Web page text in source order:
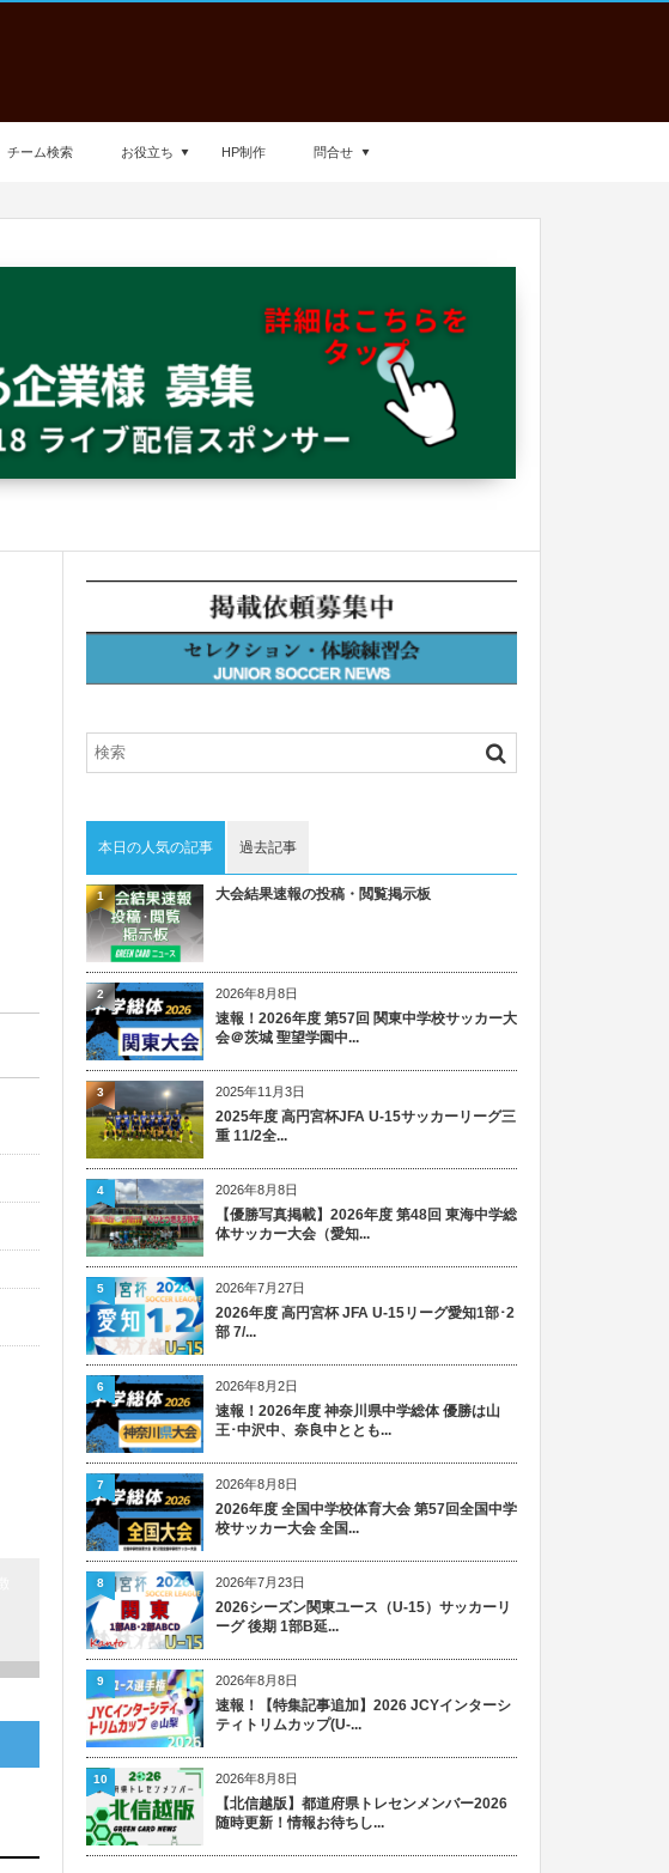
チーム検索 お役立ち HP制作 問合せ
本日の人気の記事 過去記事
大会結果速報の投稿・閲覧掲示板
1
2026年8月8日
速報！2026年度 第57回 関東中学校サッカー大
会＠茨城 聖望学園中...
2
2025年11月3日
2025年度 高円宮杯JFA U-15サッカーリーグ三
重 11/2全...
3
2026年8月8日
【優勝写真掲載】2026年度 第48回 東海中学総
体サッカー大会（愛知...
4
2026年7月27日
2026年度 高円宮杯 JFA U-15リーグ愛知1部･2
部 7/...
5
2026年8月2日
速報！2026年度 神奈川県中学総体 優勝は山
王･中沢中、奈良中ととも...
6
2026年8月8日
2026年度 全国中学校体育大会 第57回全国中学
校サッカー大会 全国...
7
2026年7月23日
2026シーズン関東ユース（U-15）サッカーリ
ーグ 後期 1部B延...
8
2026年8月8日
速報！【特集記事追加】2026 JCYインターシ
ティトリムカップ(U-...
9
2026年8月8日
【北信越版】都道府県トレセンメンバー2026
随時更新！情報お待ちし...
10